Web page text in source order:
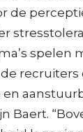
de
spelen
recruiters
Baert.